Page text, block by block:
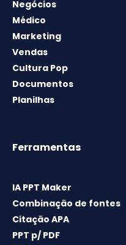
Negócios
Médico
Marketing
Vendas
Cultura Pop
Documentos
Planilhas
Ferramentas
IA PPT Maker
Combinação de fontes
Citação APA
PPT p/ PDF